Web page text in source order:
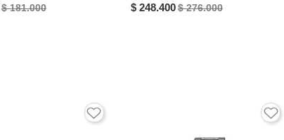
$ 181.000
$ 248.400$ 276.000